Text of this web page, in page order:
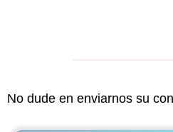
No dude en enviarnos su